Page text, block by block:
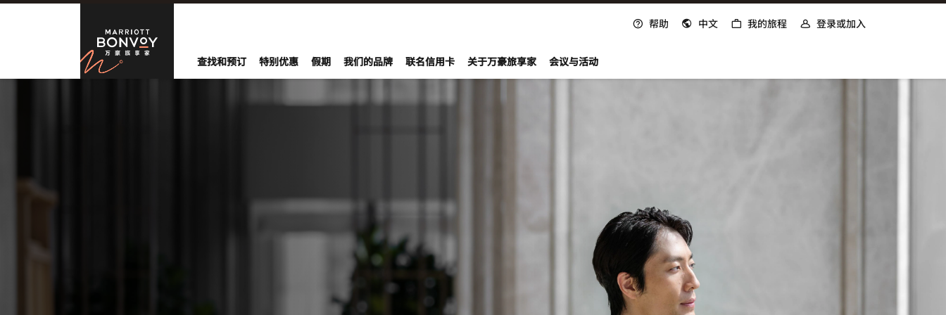
Marriott Bonvoy
帮助 中文 我的旅程
打开新窗口 登录或加入
查找和预订 特别优惠 假期 我们的品牌 联名信用卡 关于万豪旅享家 会议与活动